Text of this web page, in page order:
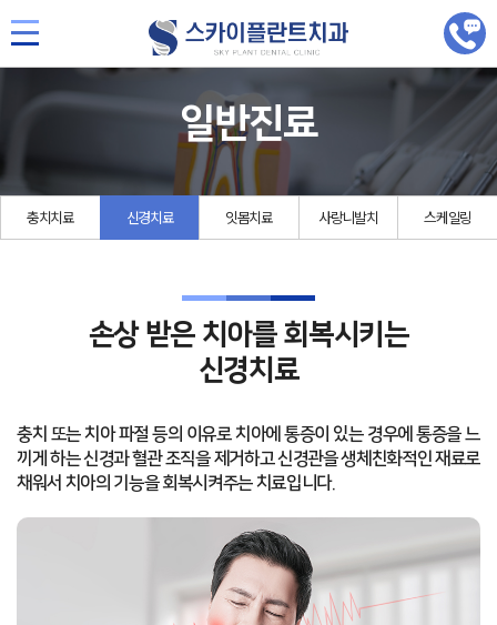
일반진료
충치치료 신경치료 잇몸치료 사랑니발치 스케일링
손상 받은 치아를 회복시키는
신경치료
충치 또는 치아 파절 등의 이유로 치아에 통증이 있는 경우에 통증을 느
끼게 하는 신경과 혈관 조직을 제거하고신경관을 생체친화적인 재료로
채워서 치아의 기능을 회복시켜주는 치료입니다.